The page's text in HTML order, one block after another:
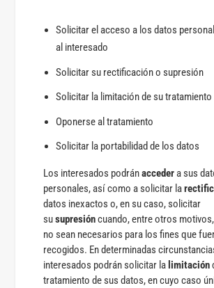
Solicitar el acceso a los datos
al interesado
Solicitar su rectificación o supresión
Solicitar la limitación de su tratamiento
Oponerse al tratamiento
Solicitar la portabilidad de los datos
Los interesados podránaccedera sus
personales, así como a solicitar la
datos inexactos o, en su caso, solicitar
susupresióncuando, entre otros
no sean necesarios para los fines que
recogidos. En determinadas
interesados podrán solicitar la limitación
tratamiento de sus datos, en cuyo caso